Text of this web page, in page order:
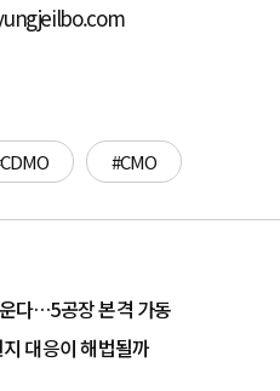
#CMO
다…5공장 본격 가동
대응이 해법될까